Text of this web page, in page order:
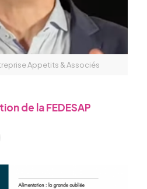
Appetits & Associés
de la FEDESAP